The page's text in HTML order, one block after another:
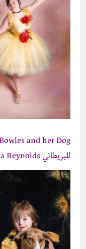
للبريطاني Joshua Reynolds